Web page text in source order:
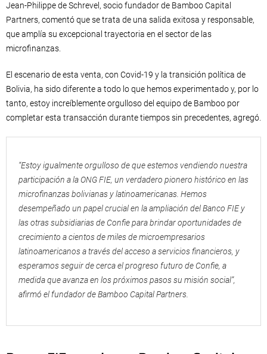
Jean-Philippe de Schrevel, socio fundador de Bamboo Capital
Partners, comentó que se trata de una salida exitosa y responsable,
que amplía su excepcional trayectoria en el sector de las
microfinanzas.
El escenario de esta venta, con Covid-19 y la transición política de
Bolivia, ha sido diferente a todo lo que hemos experimentado y, por lo
tanto, estoy increíblemente orgulloso del equipo de Bamboo por
completar esta transacción durante tiempos sin precedentes, agregó.
“Estoy igualmente orgulloso de que estemos vendiendo nuestra
participación a la ONG FIE, un verdadero pionero histórico en las
microfinanzas bolivianas y latinoamericanas. Hemos
desempeñado un papel crucial en la ampliación del Banco FIE y
las otras subsidiarias de Confie para brindar oportunidades de
crecimiento a cientos de miles de microempresarios
latinoamericanos a través del acceso a servicios financieros, y
esperamos seguir de cerca el progreso futuro de Confie, a
medida que avanza en los próximos pasos su misión social”,
afirmó el fundador de Bamboo Capital Partners.